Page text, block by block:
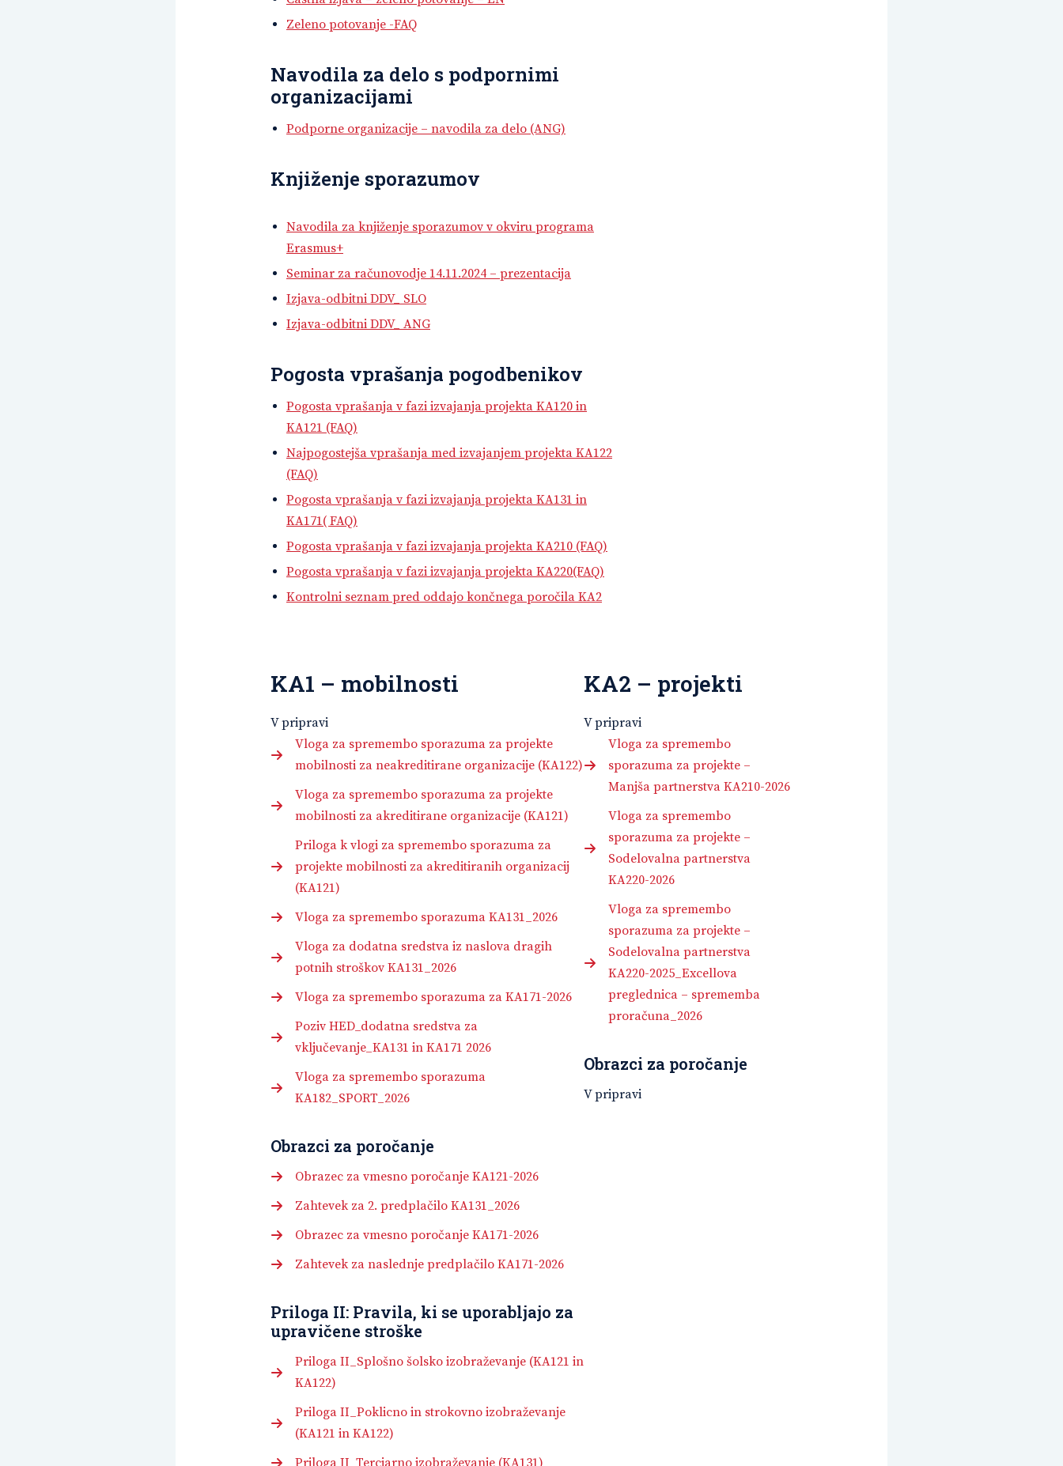
Zeleno potovanje -FAQ
Navodila za delo s podpornimi
organizacijami
Podporne organizacije – navodila za delo (ANG)
Knjiženje sporazumov
Navodila za knjiženje sporazumov v okviru programa
Erasmus+
Seminar za računovodje 14.11.2024 – prezentacija
Izjava-odbitni DDV_ SLO
Izjava-odbitni DDV_ ANG
Pogosta vprašanja pogodbenikov
Pogosta vprašanja v fazi izvajanja projekta KA120 in
KA121 (FAQ)
Najpogostejša vprašanja med izvajanjem projekta KA122
(FAQ)
Pogosta vprašanja v fazi izvajanja projekta KA131 in
KA171( FAQ)
Pogosta vprašanja v fazi izvajanja projekta KA210 (FAQ)
Pogosta vprašanja v fazi izvajanja projekta KA220(FAQ)
Kontrolni seznam pred oddajo končnega poročila KA2
KA1 – mobilnosti
V pripravi
Vloga za spremembo sporazuma za projekte
mobilnosti za neakreditirane organizacije (KA122)
Vloga za spremembo sporazuma za projekte
mobilnosti za akreditirane organizacije (KA121)
Priloga k vlogi za spremembo sporazuma za
projekte mobilnosti za akreditiranih organizacij
(KA121)
Vloga za spremembo sporazuma KA131_2026
Vloga za dodatna sredstva iz naslova dragih
potnih stroškov KA131_2026
Vloga za spremembo sporazuma za KA171-2026
Poziv HED_dodatna sredstva za
vključevanje_KA131 in KA171 2026
Vloga za spremembo sporazuma
KA182_SPORT_2026
Obrazci za poročanje
Obrazec za vmesno poročanje KA121-2026
Zahtevek za 2. predplačilo KA131_2026
Obrazec za vmesno poročanje KA171-2026
Zahtevek za naslednje predplačilo KA171-2026
Priloga II: Pravila, ki se uporabljajo za
upravičene stroške
Priloga II_Splošno šolsko izobraževanje (KA121 in
KA122)
Priloga II_Poklicno in strokovno izobraževanje
(KA121 in KA122)
Priloga II_Terciarno izobraževanje (KA131)
KA2 – projekti
V pripravi
Vloga za spremembo
sporazuma za projekte –
Manjša partnerstva KA210-2026
Vloga za spremembo
sporazuma za projekte –
Sodelovalna partnerstva
KA220-2026
Vloga za spremembo
sporazuma za projekte –
Sodelovalna partnerstva
KA220-2025_Excellova
preglednica – sprememba
proračuna_2026
Obrazci za poročanje
V pripravi